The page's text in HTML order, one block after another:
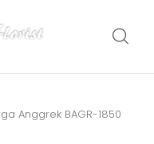
Anggrek BAGR-1850